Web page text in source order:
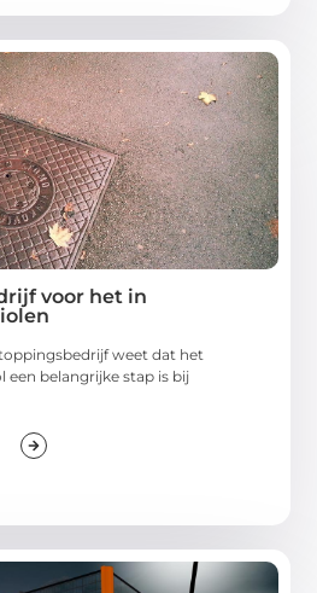
voor het in
weet dat het
een belangrijke stap is bij